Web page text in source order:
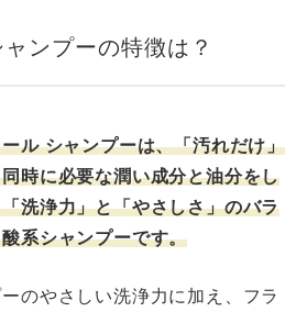
ンプーの特徴は？
ル シャンプーは、「汚れだけ」
時に必要な潤い成分と油分をし
洗浄力」と「やさしさ」のバラ
系シャンプーです。
のやさしい洗浄力に加え、フラ